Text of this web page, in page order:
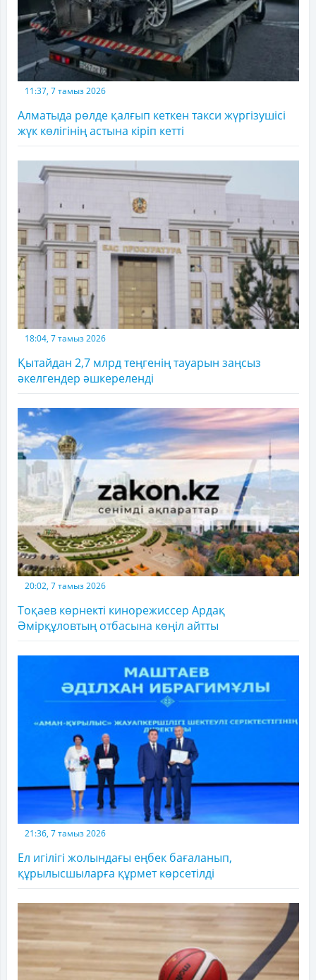
11:37, 7 тамыз 2026
Алматыда рөлде қалғып кеткен такси жүргізушісі
жүк көлігінің астына кіріп кетті
18:04, 7 тамыз 2026
Қытайдан 2,7 млрд теңгенің тауарын заңсыз
әкелгендер әшкереленді
20:02, 7 тамыз 2026
Тоқаев көрнекті кинорежиссер Ардақ
Әмірқұловтың отбасына көңіл айтты
21:36, 7 тамыз 2026
Ел игілігі жолындағы еңбек бағаланып,
құрылысшыларға құрмет көрсетілді